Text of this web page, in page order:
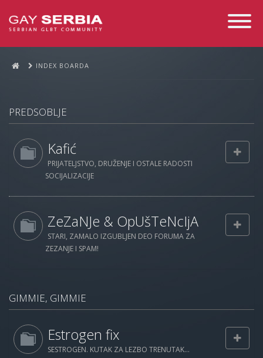
Toggle
INDEX BOARDA
PREDSOBLJE
Kafić
PRIJATELJSTVO, DRUŽENJE I OSTALE RADOSTI
SOCIJALIZACIJE
ZeZaNJe & OpUšTeNcIjA
STARI, ZAMALO IZGUBLJEN DEO FORUMA ZA
ZEZANJE I SPAM!
GIMMIE, GIMMIE
Estrogen fix
SESTROGEN. KUTAK ZA LEZBO TRENUTAK...